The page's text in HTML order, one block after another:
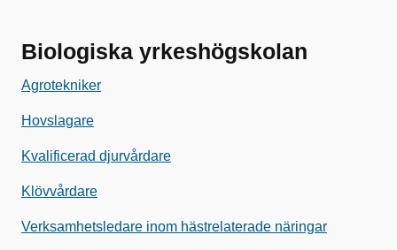
Biologiska yrkeshögskolan
Agrotekniker
Hovslagare
Kvalificerad djurvårdare
Klövvårdare
Verksamhetsledare inom hästrelaterade näringar